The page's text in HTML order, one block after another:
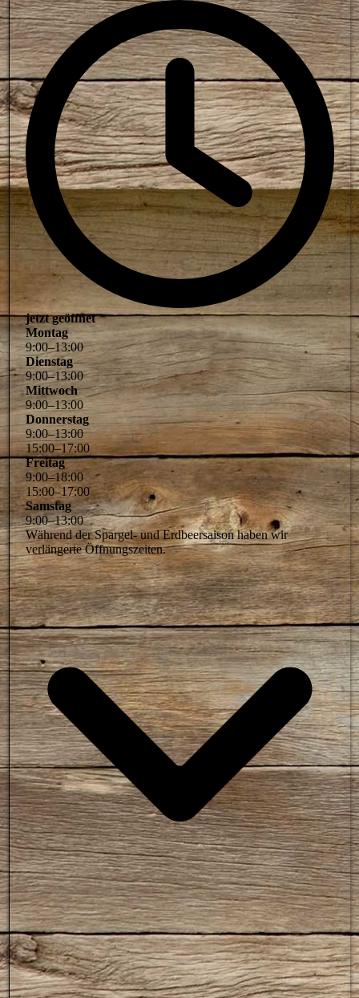
jetzt geöffnet
Montag
9:00–13:00
Dienstag
9:00–13:00
Mittwoch
9:00–13:00
Donnerstag
9:00–13:00
15:00–17:00
Freitag
9:00–18:00
15:00–17:00
Samstag
9:00–13:00
Während der Spargel- und Erdbeersaison haben wir
verlängerte Öffnungszeiten.